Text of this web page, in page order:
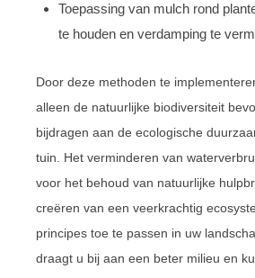
Toepassing van mulch rond
te houden en verdamping te
Door deze methoden te
alleen de natuurlijke biodiversiteit
bijdragen aan de ecologische
tuin. Het verminderen van
voor het behoud van natuurlijke
creëren van een veerkrachtig
principes toe te passen in uw
draagt u bij aan een beter milieu en